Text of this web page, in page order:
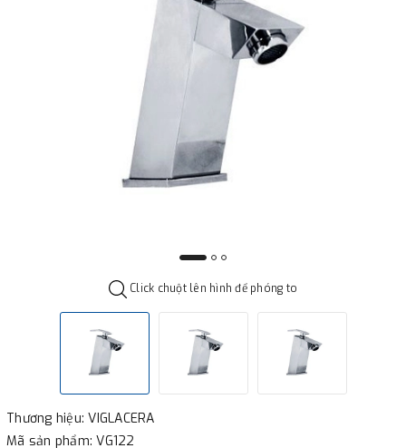
Click chuột lên hình để phóng to
Thương hiệu: VIGLACERA
Mã sản phẩm: VG122